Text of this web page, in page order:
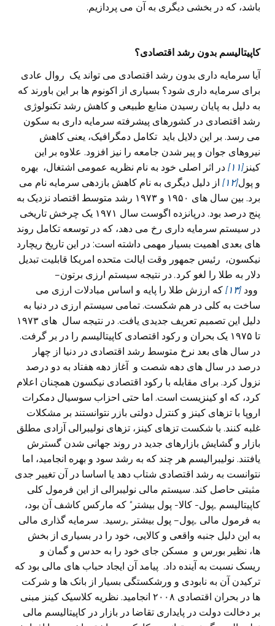
باشد، که در بخشی دیگری به آن می‌ پردازیم.
کاپیتالیسم بدون رشد اقتصادی؟
آیا سرمایه داری بدون رشد اقتصادی می‌ تواند یک روال عادی
برای سرمایه داری شود؟ بسیاری از اکونوم ها بر این باورند که
به دلیل به پایان رسیدن منابع طبیعی و کاهش رشد تکنولوژی
رشد اقتصادی در کشورهای پیشرفته سرمایه داری به سکون
می‌ رسد. بر این دلایل باید تکامل دمگرافیک، یعنی کاهش
نیروهای جوان و پیر شدن جامعه را نیز افزود. علاوه بر این
کینز [۱۱]
در اثر اصلی‌ خود به نام نظریه عمومی‌ اشتغال، بهره
و پول[۱۲]
از دلیل دیگری به نام کاهش بازدهی سرمایه نام می‌
برد. بین سال های ۱۹۵۰ و ۱۹۷۳ رشد متوسط اقتصاد نزدیک به
پنج درصد بود. درپانزده اگوست سال ۱۹۷۱ یک چرخش تاریخی
در سیستم سرمایه داری رخ می‌ دهد، که در توسعه تکامل روند
های بعدی اهمیت بسیار مهمی داشته است: در این تاریخ ریچارد
نیکسون، رئیس جمهور وقت ایالت متحده امریکا قابلیت تبدیل
دلار به طلا را لغو کرد. در نتیجه سیستم ارزی برتون–
وود [۱۳]
که ارزش طلا را پایه و اساس مبادلات ارزی می‌
ساخت به کلی در هم شکست. تمامی سیستم ارزی در دنیا به
دلیل این تصمیم تعریف جدیدی یافت. در نتیجه سال های ۱۹۷۳
تا ۱۹۷۵ یک بحران و رکود اقتصادی کاپیتالیسم را در بر گرفت.
در سال های بعد نرخ متوسط رشد اقتصادی در دنیا از چهار
درصد در سال های دهه شصت و آغاز دهه هفتاد به دو درصد
نزول کرد. برای مقابله با رکود اقتصادی نیکسون همچنان اعلام
کرد، که او کینزیست است. اما حتی احزاب سوسیال دمکرات
اروپا با تزهای کینز و کنترل دولتی بازر نتوانستند بر مشکلات
غلبه کنند. با شکست تزهای کینز، تزهای نولیبرالی آزادی مطلق
بازار و گشایش بازارهای جدید در روند جهانی‌ شدن گسترش
یافتند. نولیبرالیسم هر چند که به رشد سود و بهره انجامید، اما
نتوانست به رشد اقتصادی شتاب دهد یا اساسا در آن تغییر جدی
مثبتی حاصل کند. سیستم مالی‌ نولیبرالی از این فرمول کلی
کاپیتالیسم „پول- کالا- پول بیشتر “ که مارکس کاشف آن بود،
به فرمول مالی‌ „پول– پول بیشتر „رسید. سرمایه گذاری مالی‌
به این دلیل جنبه واقعی‌ و کالایی، خود را در بسیاری از بخش
ها، نظیر بورس و مسکن جای خود را به حدس و گمان و
ریسک نسبت به آینده داد. پیامد آن ایجاد حباب های مالی‌ بود که
ترکیدن آن به نابودی و ورشکستگی بسیار از بانک ها و شرکت
ها در بحران اقتصادی ۲۰۰۸ انجامید. نظریه کلاسیک کینز مبنی
بر دخالت دولت در پایداری تقاضا در بازار در کاپیتالیسم مالی‌